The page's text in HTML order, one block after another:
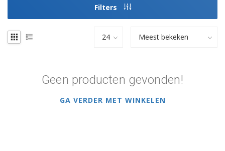
Filters
Geen producten gevonden!
GA VERDER MET WINKELEN